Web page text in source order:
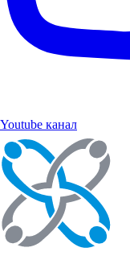
Youtube канал